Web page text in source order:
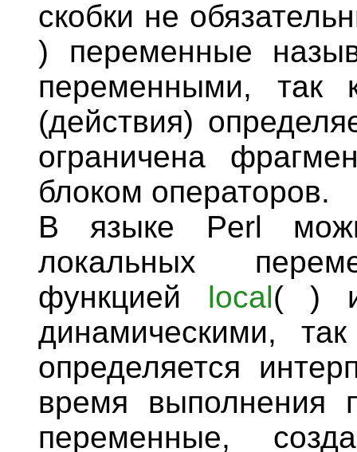
скобки не
) переменные
переменными, так
(действия)
ограничена
блоком операторов.
В языке Perl
локальных
функцией lосаl( ) и
динамическими,
определяется
время выполнения
переменные,